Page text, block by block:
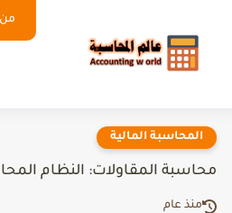
من
المحاسبة المالية
محاسبة المقاولات: النظام
منذ عام